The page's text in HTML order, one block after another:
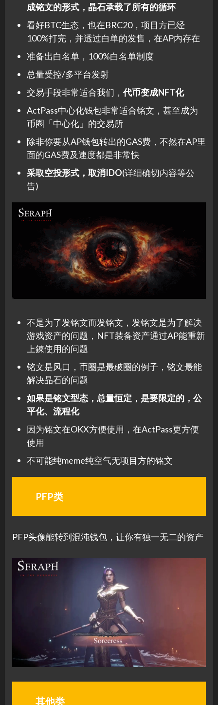
成铭文的形式，晶石承载了所有的循环
看好BTC生态，也在BRC20，项目方已经
100%打完，并透过白单的发售，在AP内存在
准备出白名单，100%白名单制度
总量受控/多平台发射
交易手段非常适合我们， 代币变成NFT化
ActPass中心化钱包非常适合铭文，甚至成为
币圈「中心化」的交易所
除非你要从AP钱包转出的GAS费，不然在AP里
面的GAS费及速度都是非常快
采取空投形式，取消IDO(详细确切内容等公
告)
不是为了发铭文而发铭文，发铭文是为了解决
游戏资产的问题，NFT装备资产通过AP能重新
上鍊使用的问题
铭文是风口，币圈是最破圈的例子，铭文最能
解决晶石的问题
如果是铭文型态，总量恒定，是要限定的，公
平化、流程化
因为铭文在OKX方便使用，在ActPass更方便
使用
不可能纯meme纯空气无项目方的铭文
PFP类
PFP头像能转到混沌钱包，让你有独一无二的资产
其他类